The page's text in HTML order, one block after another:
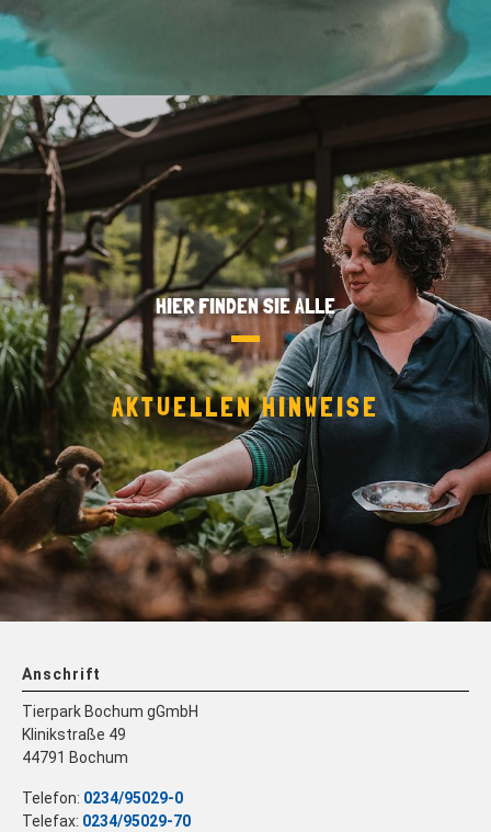
HIER FINDEN SIE ALLE
AKTUELLEN HINWEISE
Anschrift
Tierpark Bochum gGmbH
Klinikstraße 49
44791 Bochum
Telefon: 0234/95029-0
Telefax: 0234/95029-70